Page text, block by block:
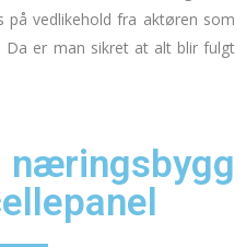
vedlikehold fra aktøren som
er man sikret at alt blir fulgt
næringsbygg